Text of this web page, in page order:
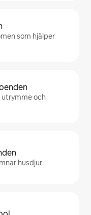
som hjälper
utrymme och
husdjur